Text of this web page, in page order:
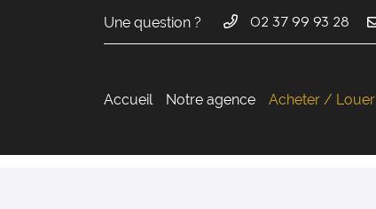
Une question ? 02 37 99 93 28
Accueil Notre agence Acheter / Louer
36 avenue du Maréchal Maunoury